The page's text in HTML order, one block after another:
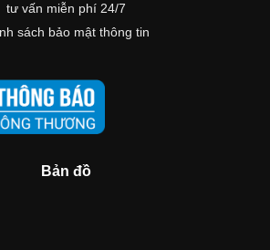
tư vấn miễn phí 24/7
sách bảo mật thông tin
Bản đồ